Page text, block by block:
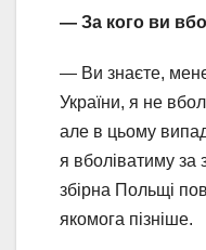
— За кого ви
— Ви знаєте,
України, я не
але в цьому
я вболіватиму за
збірна Польщі
якомога пізніше.